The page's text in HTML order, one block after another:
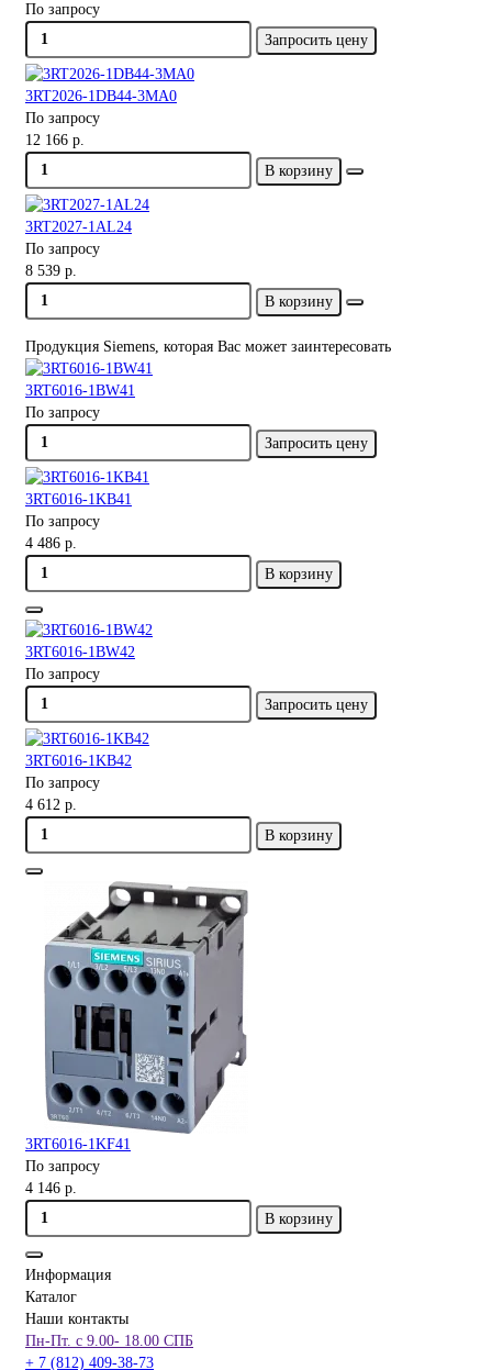
По запросу
Запросить цену
3RT2026-1DB44-3MA0
По запросу
12 166 р.
В корзину
3RT2027-1AL24
По запросу
8 539 р.
В корзину
Продукция Siemens, которая Вас может заинтересовать
3RT6016-1BW41
По запросу
Запросить цену
3RT6016-1KB41
По запросу
4 486 р.
В корзину
3RT6016-1BW42
По запросу
Запросить цену
3RT6016-1KB42
По запросу
4 612 р.
В корзину
3RT6016-1KF41
По запросу
4 146 р.
В корзину
Информация
Каталог
Наши контакты
Пн-Пт. с 9.00- 18.00 СПБ
+ 7 (812) 409-38-73